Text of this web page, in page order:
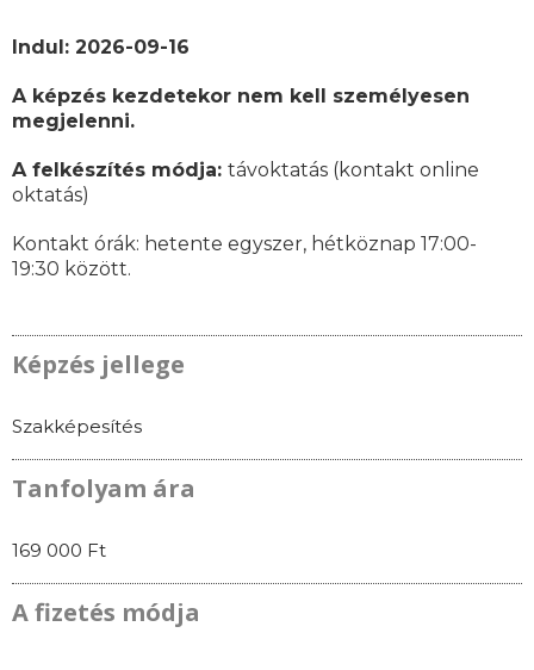
Indul: 2026-09-16
A képzés kezdetekor nem kell személyesen
megjelenni.
A felkészítés módja: távoktatás (kontakt online
oktatás)
Kontakt órák: hetente egyszer, hétköznap 17:00-
19:30 között.
Képzés jellege
Szakképesítés
Tanfolyam ára
169 000 Ft
A fizetés módja